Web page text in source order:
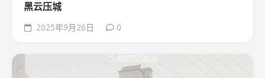
黑云压城
2025年9月26日 0